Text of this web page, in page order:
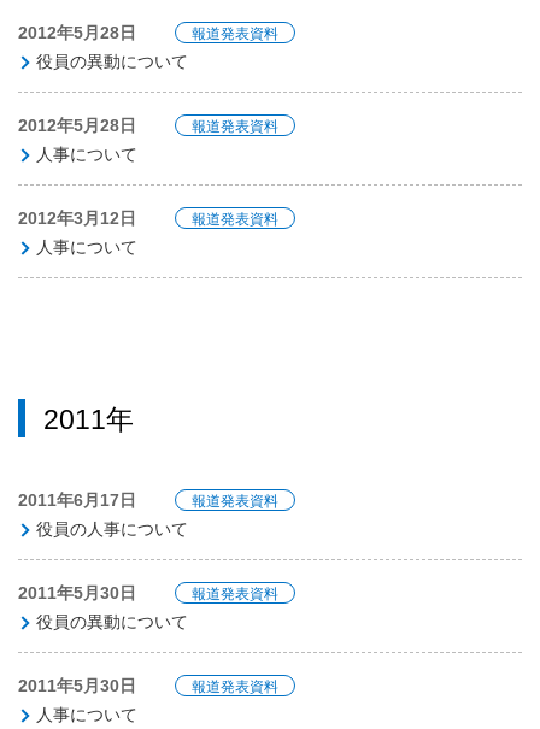
2012年5月28日 報道発表資料
役員の異動について
2012年5月28日 報道発表資料
人事について
2012年3月12日 報道発表資料
人事について
2011年
2011年6月17日 報道発表資料
役員の人事について
2011年5月30日 報道発表資料
役員の異動について
2011年5月30日 報道発表資料
人事について